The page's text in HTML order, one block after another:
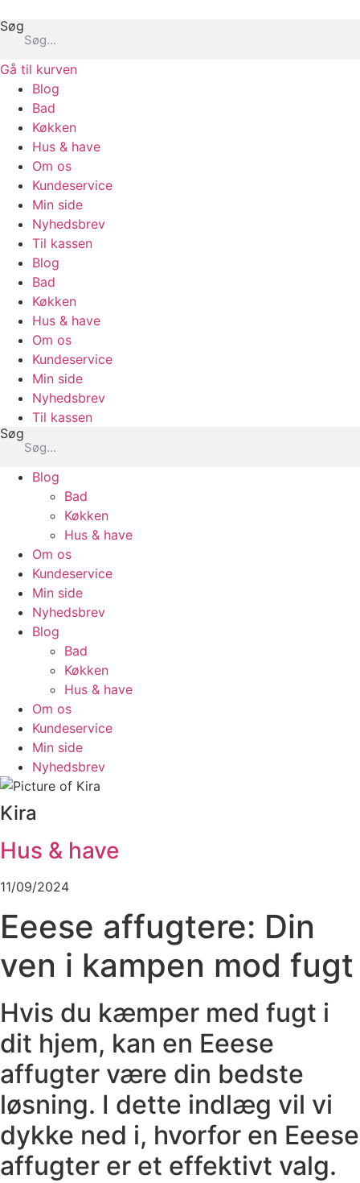
til
indhold
Søg
Gå til kurven
Blog
Bad
Køkken
Hus & have
Om os
Kundeservice
Min side
Nyhedsbrev
Til kassen
Blog
Bad
Køkken
Hus & have
Om os
Kundeservice
Min side
Nyhedsbrev
Til kassen
Søg
Blog
Bad
Køkken
Hus & have
Om os
Kundeservice
Min side
Nyhedsbrev
Blog
Bad
Køkken
Hus & have
Om os
Kundeservice
Min side
Nyhedsbrev
Kira
Hus & have
11/09/2024
Eeese affugtere: Din
ven i kampen mod fugt
Hvis du kæmper med fugt i
dit hjem, kan en Eeese
affugter være din bedste
løsning. I dette indlæg vil vi
dykke ned i, hvorfor en Eeese
affugter er et effektivt valg.